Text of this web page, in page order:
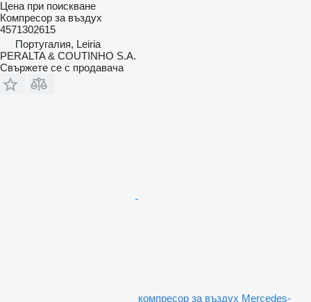
Цена при поискване
Компресор за въздух
4571302615
Португалия, Leiria
PERALTA & COUTINHO S.A.
Свържете се с продавача
компресор за въздух Mercedes-